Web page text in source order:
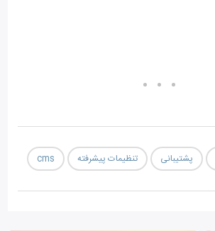
پشتیبانی تنظیمات پیشرفته cms